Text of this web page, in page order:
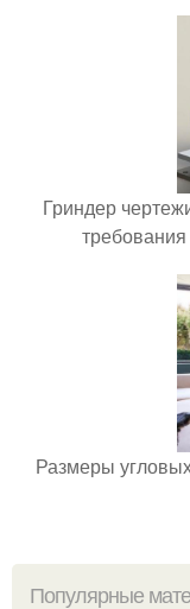
Гриндер
Размеры
Популярные